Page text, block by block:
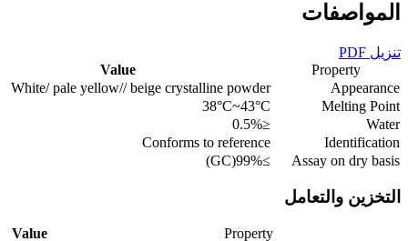
المواصفات
تنزيل PDF
Property
Value
Appearance
White/ pale yellow// beige crystalline powder
Melting Point
38°C~43°C
Water
≤0.5%
Identification
Conforms to reference
Assay on dry basis
≥99%(GC)
التخزين والتعامل
Property
Value